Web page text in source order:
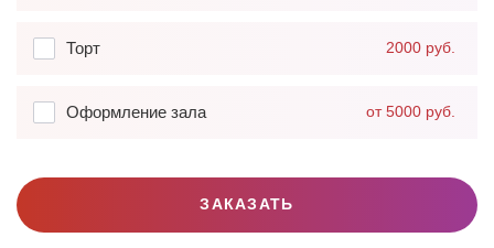
Торт 2000 руб.
Оформление зала от 5000 руб.
ЗАКАЗАТЬ